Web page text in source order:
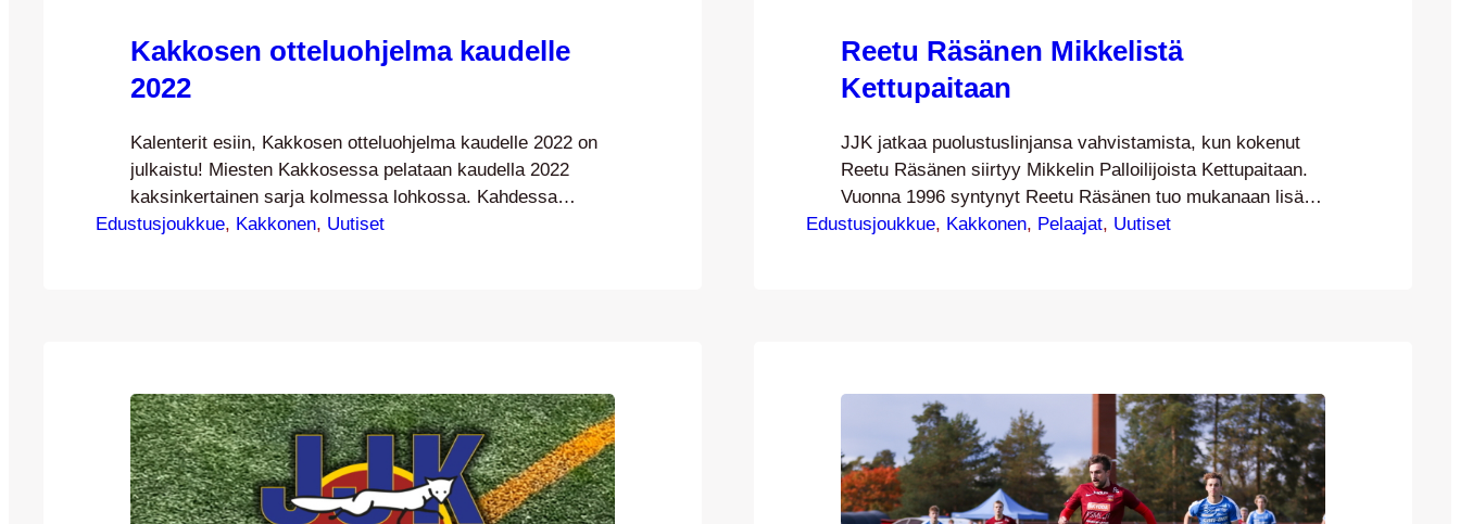
Kakkosen otteluohjelma kaudelle
2022
Kalenterit esiin, Kakkosen otteluohjelma kaudelle 2022 on
julkaistu! Miesten Kakkosessa pelataan kaudella 2022
kaksinkertainen sarja kolmessa lohkossa. Kahdessa
lohkossa 12 joukkuetta ja yhdessä lohkossa 13 joukkuetta
Edustusjoukkue, Kakkonen, Uutiset
Reetu Räsänen Mikkelistä
Kettupaitaan
JJK jatkaa puolustuslinjansa vahvistamista, kun kokenut
Reetu Räsänen siirtyy Mikkelin Palloilijoista Kettupaitaan.
Vuonna 1996 syntynyt Reetu Räsänen tuo mukanaan lisää
kokemusta JJK:n puolustuspäähän. MP:n luottotopparina
Edustusjoukkue, Kakkonen, Pelaajat, Uutiset